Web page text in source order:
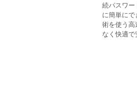
続パスワー
に簡単に
術を使う高
なく快適で